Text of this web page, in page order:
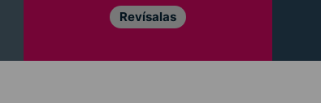
Revísalas